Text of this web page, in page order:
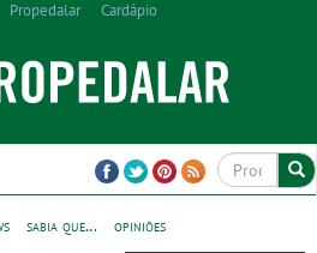
Propedalar Cardápio
sabia que... opiniões